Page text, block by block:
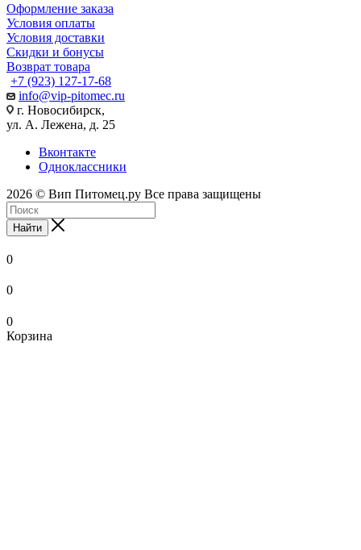
Оформление заказа
Условия оплаты
Условия доставки
Скидки и бонусы
Возврат товара
+7 (923) 127-17-68
info@vip-pitomec.ru
г. Новосибирск,
ул. А. Лежена, д. 25
Вконтакте
Одноклассники
2026 © Вип Питомец.ру Все права защищены
Найти
0
0
0
Корзина